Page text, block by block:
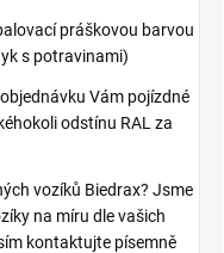
práškovou barvou
s potravinami)
Vám pojízdné
odstínu RAL za
vozíků Biedrax? Jsme
na míru dle vašich
kontaktujte písemně